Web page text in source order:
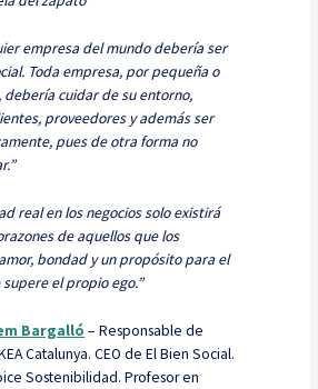
empresa del mundo debería ser
Toda empresa, por pequeña o
debería cuidar de su entorno,
proveedores y además ser
pues de otra forma no
real en los negocios solo existirá
de aquellos que los
bondad y un propósito para el
el propio ego.”
Bargalló – Responsable de
Catalunya. CEO de El Bien Social.
Sostenibilidad. Profesor en